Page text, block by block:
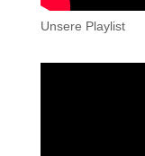
Unsere Playlist